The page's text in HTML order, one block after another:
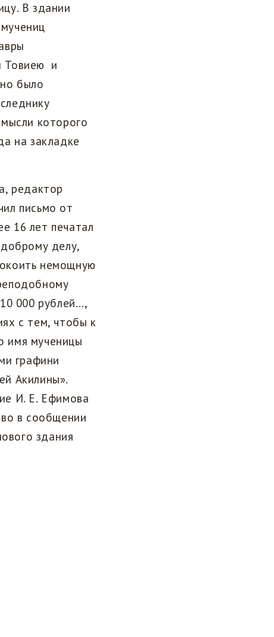
В здании
Товиею и
было
которого
на закладке
редактор
письмо от
16 лет печатал
делу,
немощную
000 рублей…,
с тем, чтобы к
имя мученицы
графини
Акилины».
И. Е. Ефимова
в сообщении
здания